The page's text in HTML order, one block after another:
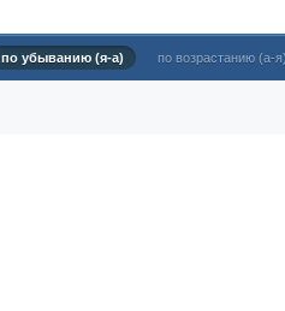
по убыванию (я-а) по возрастанию (а-я)